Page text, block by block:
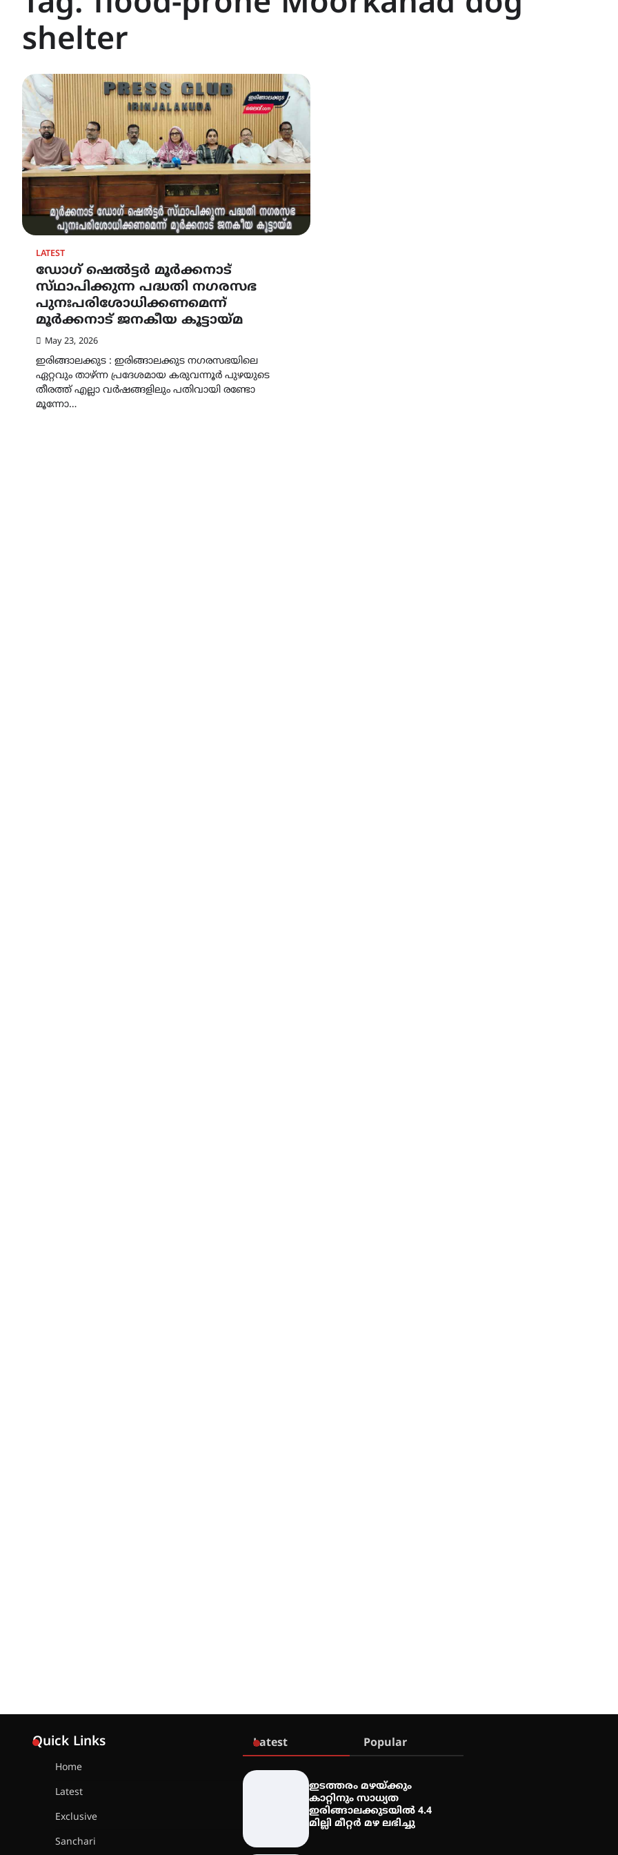
shelter
LATEST
ഡോഗ് ഷെൽട്ടർ മൂർക്കനാട്
സ്‌ഥാപിക്കുന്ന പദ്ധതി നഗരസഭ
പുനഃപരിശോധിക്കണമെന്ന്
മൂർക്കനാട് ജനകീയ കൂട്ടായ്‌മ
May 23, 2026
ഇരിങ്ങാലക്കുട : ഇരിങ്ങാലക്കുട നഗരസഭയിലെ
ഏറ്റവും താഴ്ന്ന പ്രദേശമായ കരുവന്നൂർ പുഴയുടെ
തീരത്ത് എല്ലാ വർഷങ്ങളിലും പതിവായി രണ്ടോ
മൂന്നോ…
Quick Links
Home
Latest
Exclusive
Sanchari
Latest Popular
ഇടത്തരം മഴയ്ക്കും
കാറ്റിനും സാധ്യത
ഇരിങ്ങാലക്കുടയിൽ 4.4
മില്ലി മീറ്റർ മഴ ലഭിച്ചു